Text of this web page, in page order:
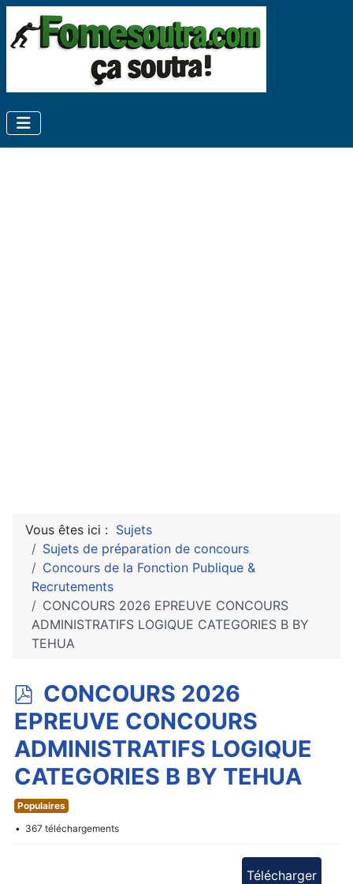
Vous êtes ici : Sujets
Sujets de préparation de concours
Concours de la Fonction Publique &
Recrutements
CONCOURS 2026 EPREUVE CONCOURS
ADMINISTRATIFS LOGIQUE CATEGORIES B BY
TEHUA
p
d
f
CONCOURS 2026
EPREUVE CONCOURS
ADMINISTRATIFS LOGIQUE
CATEGORIES B BY TEHUA
Populaires
367 téléchargements
Télécharger